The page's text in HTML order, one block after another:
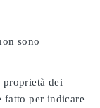
sono
dei
fatto per indicare